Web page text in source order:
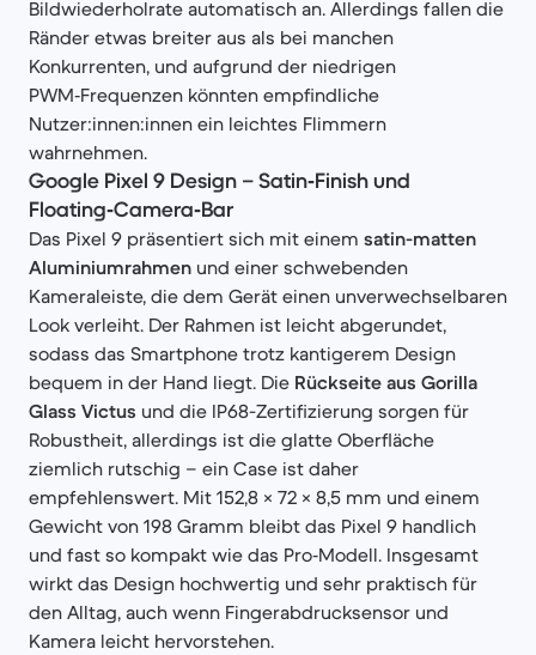
Bildwiederholrate automatisch an. Allerdings fallen die
Ränder etwas breiter aus als bei manchen
Konkurrenten, und aufgrund der niedrigen
PWM‑Frequenzen könnten empfindliche
Nutzer:innen:innen ein leichtes Flimmern
wahrnehmen.
Google Pixel 9 Design – Satin‑Finish und
Floating‑Camera‑Bar
Das Pixel 9 präsentiert sich mit einem satin-matten
Aluminiumrahmen und einer schwebenden
Kameraleiste, die dem Gerät einen unverwechselbaren
Look verleiht. Der Rahmen ist leicht abgerundet,
sodass das Smartphone trotz kantigerem Design
bequem in der Hand liegt. Die Rückseite aus Gorilla
Glass Victus und die IP68-Zertifizierung sorgen für
Robustheit, allerdings ist die glatte Oberfläche
ziemlich rutschig – ein Case ist daher
empfehlenswert. Mit 152,8 × 72 × 8,5 mm und einem
Gewicht von 198 Gramm bleibt das Pixel 9 handlich
und fast so kompakt wie das Pro‑Modell. Insgesamt
wirkt das Design hochwertig und sehr praktisch für
den Alltag, auch wenn Fingerabdrucksensor und
Kamera leicht hervorstehen.